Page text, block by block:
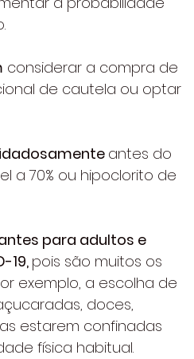
considerar a compra de
de cautela ou optar
antes do
a 70% ou hipoclorito de
para adultos e
19, pois são muitos os
exemplo, a escolha de
doces,
estarem confinadas
física habitual.